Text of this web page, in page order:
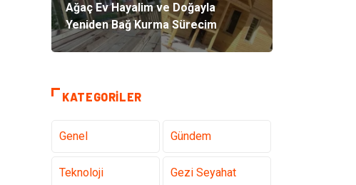
Ağaç Ev Hayalim ve Doğayla
Yeniden Bağ Kurma Sürecim
KATEGORILER
Genel Gündem
Teknoloji Gezi Seyahat